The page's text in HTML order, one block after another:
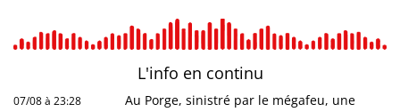
L'info en continu
07/08 à 23:28
Au Porge, sinistré par le mégafeu, une